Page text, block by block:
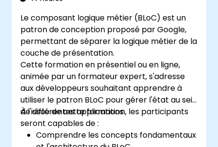
Le composant logique métier (BLoC) est un
patron de conception proposé par Google,
permettant de séparer la logique métier de la
couche de présentation.
Cette formation en présentiel ou en ligne,
animée par un formateur expert, s'adresse
aux développeurs souhaitant apprendre à
utiliser le patron BLoC pour gérer l'état au sein
de différentes applications.
À l'issue de cette formation, les participants
seront capables de :
Comprendre les concepts fondamentaux